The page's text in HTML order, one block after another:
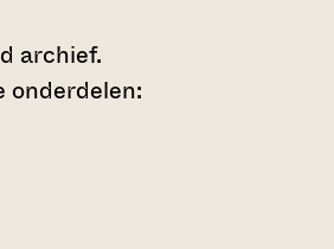
archief.
onderdelen: